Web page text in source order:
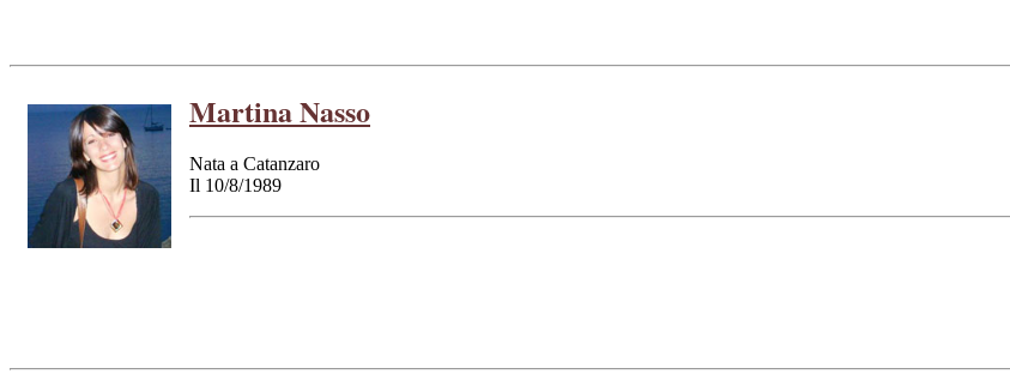
Martina Nasso
Nata a Catanzaro
Il 10/8/1989